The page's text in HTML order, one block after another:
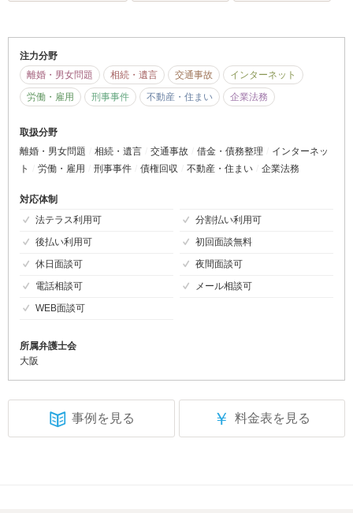
注力分野
離婚・男女問題
相続・遺言 交通事故
インターネット
労働・雇用
刑事事件 不動産・住まい 企業法務
取扱分野
離婚・男女問題
相続・遺言 交通事故 借金・債務整理
インターネッ
ト
労働・雇用 刑事事件 債権回収 不動産・住まい 企業法務
対応体制
法テラス利用可
分割払い利用可
後払い利用可
初回面談無料
休日面談可
夜間面談可
電話相談可
メール相談可
WEB面談可
所属弁護士会
大阪
事例を見る ￥ 料金表を見る